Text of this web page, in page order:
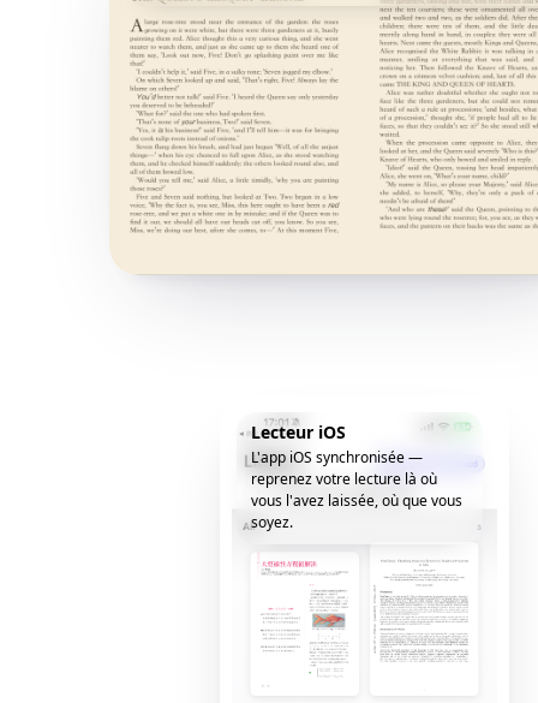
Lecteur iOS
L'app iOS synchronisée —
reprenez votre lecture là où
vous l'avez laissée, où que vous
soyez.